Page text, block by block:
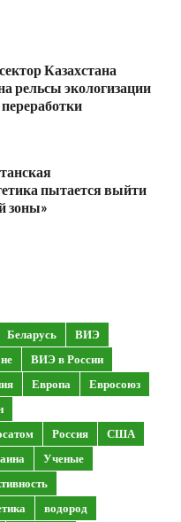
Казахстана
рельсы экологизации
пытается выйти
зоны»
Беларусь
ВИЭ
ВИЭ в России
Европа
Евросоюз
Россия
США
Ученые
водород